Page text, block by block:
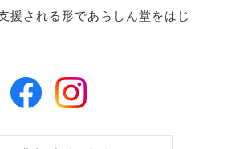
援される形であらしん堂をはじ